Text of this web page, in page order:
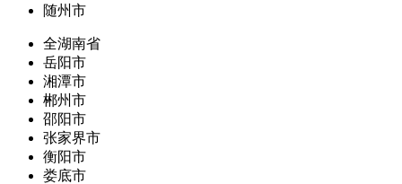
随州市
全湖南省
岳阳市
湘潭市
郴州市
邵阳市
张家界市
衡阳市
娄底市